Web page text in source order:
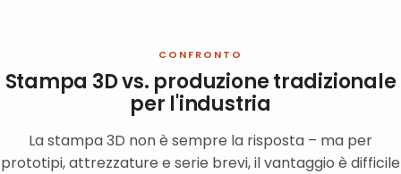
CONFRONTO
Stampa 3D vs. produzione tradizionale
per l'industria
La stampa 3D non è sempre la risposta – ma per
prototipi, attrezzature e serie brevi, il vantaggio è difficile